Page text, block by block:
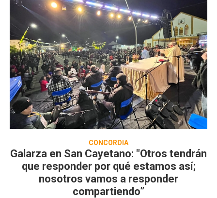
CONCORDIA
Galarza en San Cayetano: "Otros tendrán
que responder por qué estamos así;
nosotros vamos a responder
compartiendo”